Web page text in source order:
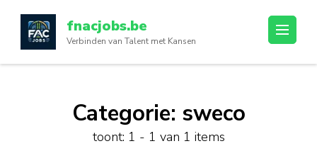
inhoud
(druk
fnacjobs.be
Verbinden van Talent met Kansen
Categorie: sweco
toont: 1 - 1 van 1 items